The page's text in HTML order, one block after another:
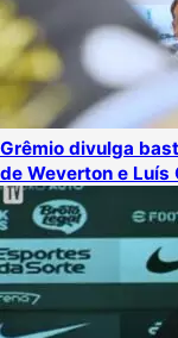
Grêmio divulga
de Weverton e Luís